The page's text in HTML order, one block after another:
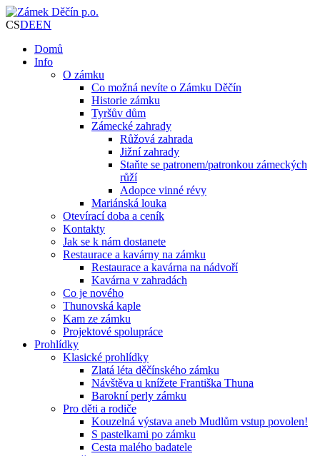
CSDEEN
Domů
Info
O zámku
Co možná nevíte o Zámku Děčín
Historie zámku
Tyršův dům
Zámecké zahrady
Růžová zahrada
Jižní zahrady
Staňte se patronem/patronkou zámeckých
růží
Adopce vinné révy
Mariánská louka
Otevírací doba a ceník
Kontakty
Jak se k nám dostanete
Restaurace a kavárny na zámku
Restaurace a kavárna na nádvoří
Kavárna v zahradách
Co je nového
Thunovská kaple
Kam ze zámku
Projektové spolupráce
Prohlídky
Klasické prohlídky
Zlatá léta děčínského zámku
Návštěva u knížete Františka Thuna
Barokní perly zámku
Pro děti a rodiče
Kouzelná výstava aneb Mudlům vstup povolen!
S pastelkami po zámku
Cesta malého badatele